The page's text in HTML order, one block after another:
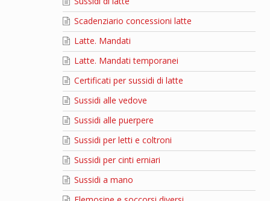
Scadenziario concessioni latte
Latte. Mandati
Latte. Mandati temporanei
Certificati per sussidi di latte
Sussidi alle vedove
Sussidi alle puerpere
Sussidi per letti e coltroni
Sussidi per cinti erniari
Sussidi a mano